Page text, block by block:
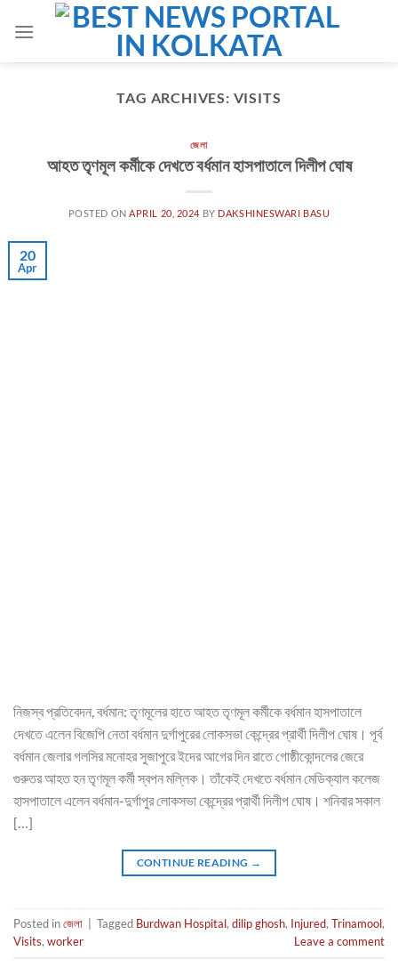
TAG ARCHIVES: VISITS
জেলা
আহত তৃণমূল কর্মীকে দেখতে বর্ধমান হাসপাতালে দিলীপ ঘোষ
POSTED ON APRIL 20, 2024 BY DAKSHINESWARI BASU
20
Apr
নিজস্ব প্রতিবেদন, বর্ধমান: তৃণমূলের হাতে আহত তৃণমূল কর্মীকে বর্ধমান হাসপাতালে
দেখতে এলেন বিজেপি নেতা বর্ধমান দুর্গাপুরের লোকসভা কেন্দ্রের প্রার্থী দিলীপ ঘোষ। পূর্ব
বর্ধমান জেলার গলসির মনোহর সুজাপুরে ইদের আগের দিন রাতে গোষ্ঠীকোন্দলের জেরে
গুরুতর আহত হন তৃণমূল কর্মী স্বপন মল্লিক। তাঁকেই দেখতে বর্ধমান মেডিক্যাল কলেজ
হাসপাতালে এলেন বর্ধমান-দুর্গাপুর লোকসভা কেন্দ্রের প্রার্থী দিলীপ ঘোষ। শনিবার সকাল
[…]
CONTINUE READING →
Posted inজেলা Tagged Burdwan Hospital, dilip ghosh, Injured, Trinamool,
Visits, worker Leave a comment